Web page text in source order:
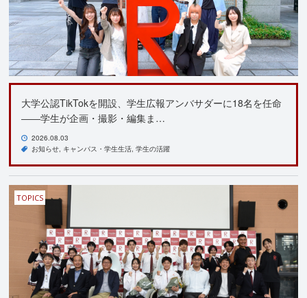
大学公認TikTokを開設、学生広報アンバサダーに18名を任命
――学生が企画・撮影・編集ま…
2026.08.03
お知らせ キャンパス・学生生活 学生の活躍
TOPICS